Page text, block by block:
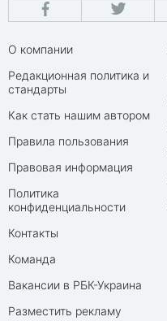
О компании
Редакционная политика и
стандарты
Как стать нашим автором
Правила пользования
Правовая информация
Политика
конфиденциальности
Контакты
Команда
Вакансии в РБК-Украина
Разместить рекламу